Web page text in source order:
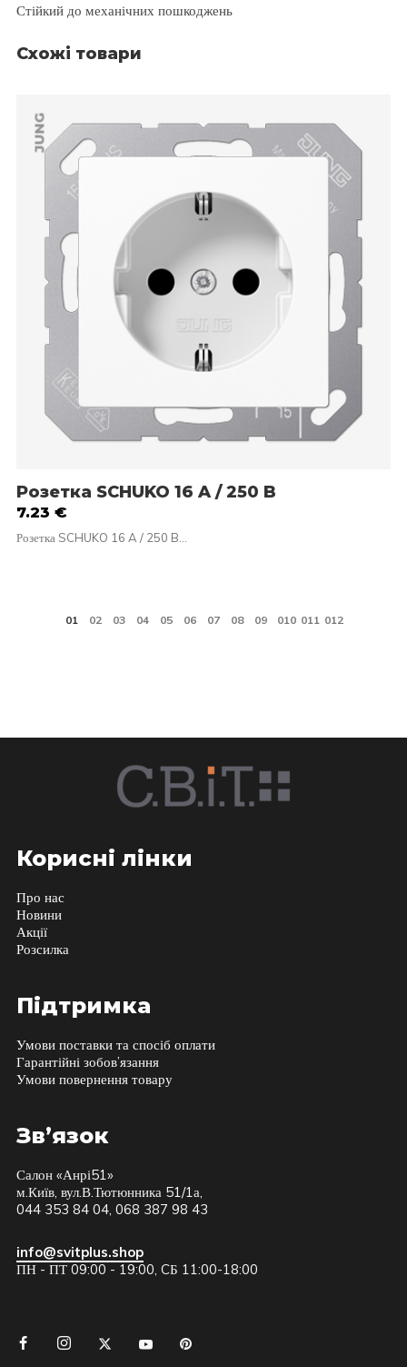
Стійкий до механічних пошкоджень
Схожі товари
JUNG
Розетка SCHUKO 16 A / 250 B
7.23 €
Розетка SCHUKO 16 A / 250 B…
Корисні лінки
Про нас
Новини
Акції
Розсилка
Підтримка
Умови поставки та спосіб оплати
Гарантійні зобов’язання
Умови повернення товару
Зв’язок
Салон «Анрі51»
м.Київ, вул.В.Тютюнника 51/1а,
044 353 84 04, 068 387 98 43
info@svitplus.shop
ПН - ПТ 09:00 - 19:00, CБ 11:00-18:00